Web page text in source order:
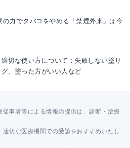
の力でタバコをやめる「禁煙外来」は今
切な使い方について：失敗しない塗り
、塗った方がいい人など
事者等による情報の提供は、診断・治療
切な医療機関での受診をおすすめいたし